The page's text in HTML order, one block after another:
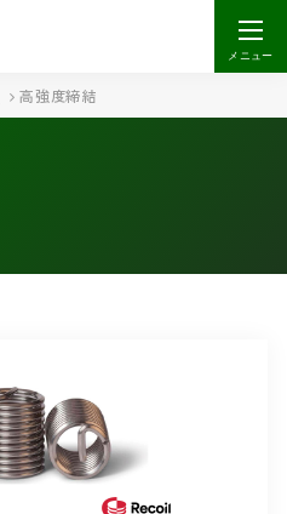
メニュー
高強度締結